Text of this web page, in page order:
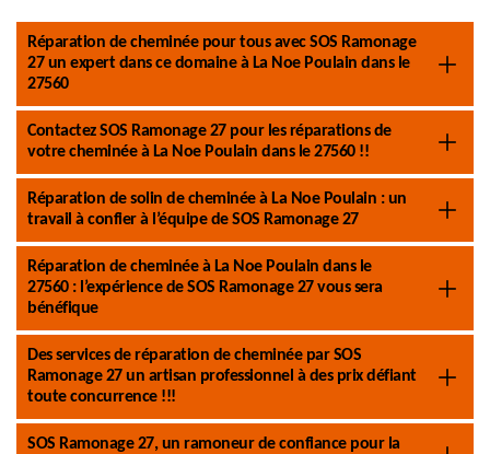
Réparation de cheminée pour tous avec SOS Ramonage
27 un expert dans ce domaine à La Noe Poulain dans le
27560
Contactez SOS Ramonage 27 pour les réparations de
votre cheminée à La Noe Poulain dans le 27560 !!
Réparation de solin de cheminée à La Noe Poulain : un
travail à confier à l’équipe de SOS Ramonage 27
Réparation de cheminée à La Noe Poulain dans le
27560 : l’expérience de SOS Ramonage 27 vous sera
bénéfique
Des services de réparation de cheminée par SOS
Ramonage 27 un artisan professionnel à des prix défiant
toute concurrence !!!
SOS Ramonage 27, un ramoneur de confiance pour la